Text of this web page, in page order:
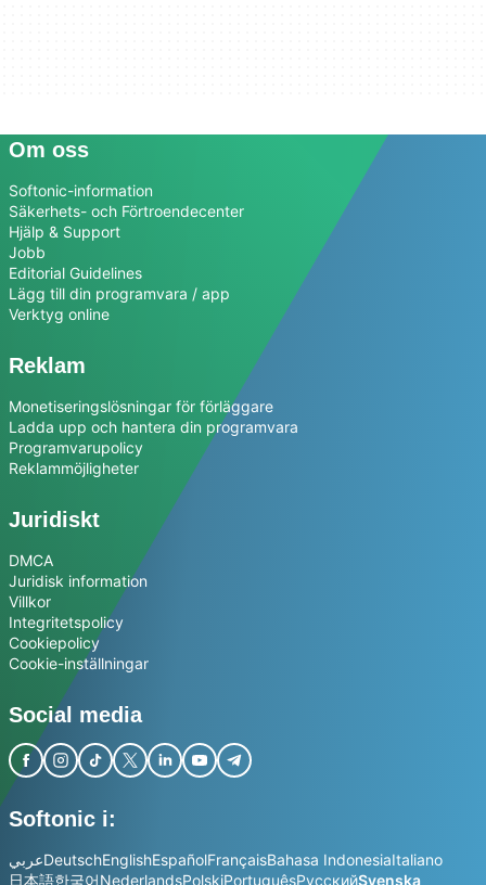
Om oss
Softonic-information
Säkerhets- och Förtroendecenter
Hjälp & Support
Jobb
Editorial Guidelines
Lägg till din programvara / app
Verktyg online
Reklam
Monetiseringslösningar för förläggare
Ladda upp och hantera din programvara
Programvarupolicy
Reklammöjligheter
Juridiskt
DMCA
Juridisk information
Villkor
Integritetspolicy
Cookiepolicy
Cookie-inställningar
Social media
Softonic i:
عربيDeutschEnglishEspañolFrançaisBahasa IndonesiaItaliano
日本語한국어NederlandsPolskiPortuguêsРусскийSvenska